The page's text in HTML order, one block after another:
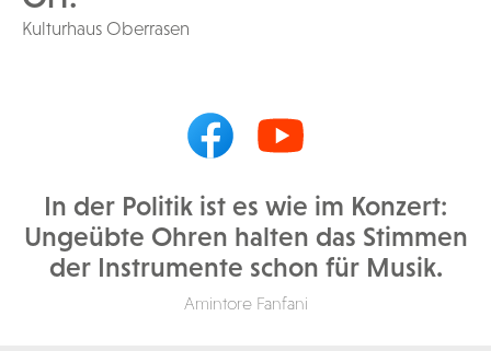
Kulturhaus Oberrasen
In der Politik ist es wie im Konzert:
Ungeübte Ohren halten das Stimmen
der Instrumente schon für Musik.
Amintore Fanfani